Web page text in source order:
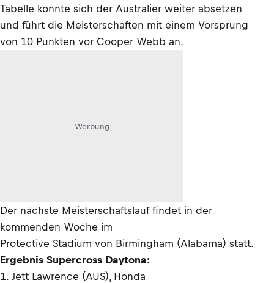
Tabelle konnte sich der Australier weiter absetzen
und führt die Meisterschaften mit einem Vorsprung
von 10 Punkten vor Cooper Webb an.
Werbung
Der nächste Meisterschaftslauf findet in der
kommenden Woche im
Protective Stadium von Birmingham (Alabama) statt.
Ergebnis Supercross Daytona:
1. Jett Lawrence (AUS), Honda